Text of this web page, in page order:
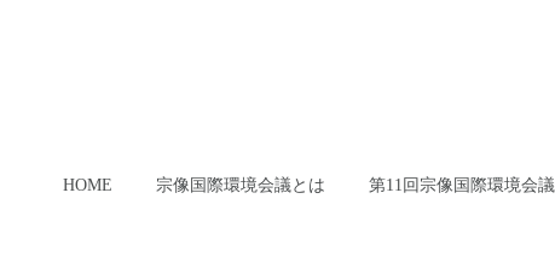
HOME 宗像国際環境会議とは 第11回宗像国際環境会議